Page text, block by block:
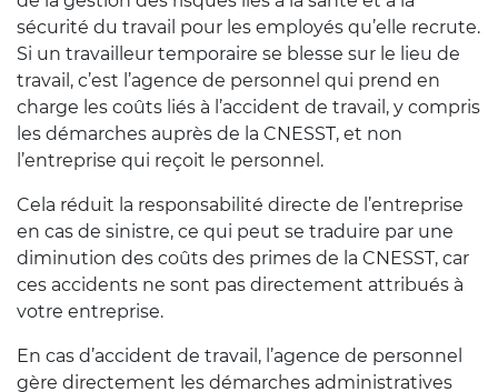
sécurité du travail pour les employés qu’elle recrute.
Si un travailleur temporaire se blesse sur le lieu de
travail, c’est l’agence de personnel qui prend en
charge les coûts liés à l’accident de travail, y compris
les démarches auprès de la CNESST, et non
l’entreprise qui reçoit le personnel.
Cela réduit la responsabilité directe de l’entreprise
en cas de sinistre, ce qui peut se traduire par une
diminution des coûts des primes de la CNESST, car
ces accidents ne sont pas directement attribués à
votre entreprise.
En cas d’accident de travail, l’agence de personnel
gère directement les démarches administratives